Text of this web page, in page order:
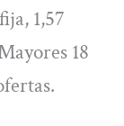
1,57
18